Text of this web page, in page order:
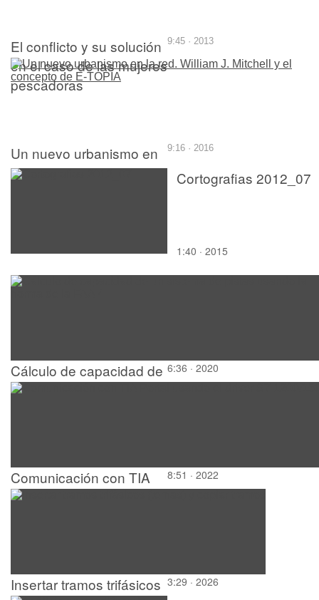
El conflicto y su solución
en el caso de las mujeres
pescadoras
9:45 · 2013
Un nuevo urbanismo en
la red. William J. Mitchell
9:16 · 2016
Cortografias 2012_07
1:40 · 2015
Cálculo de capacidad de
un sistema de pistas
6:36 · 2020
Comunicación con TIA
Portal usando el driver
8:51 · 2022
Insertar tramos trifásicos 3:29 · 2026